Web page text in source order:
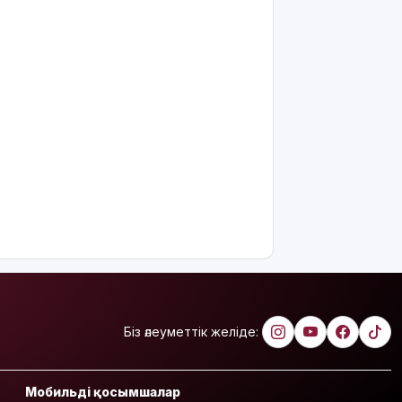
былапыт
сөз
Біз әлеуметтік желіде:
Мобильді қосымшалар